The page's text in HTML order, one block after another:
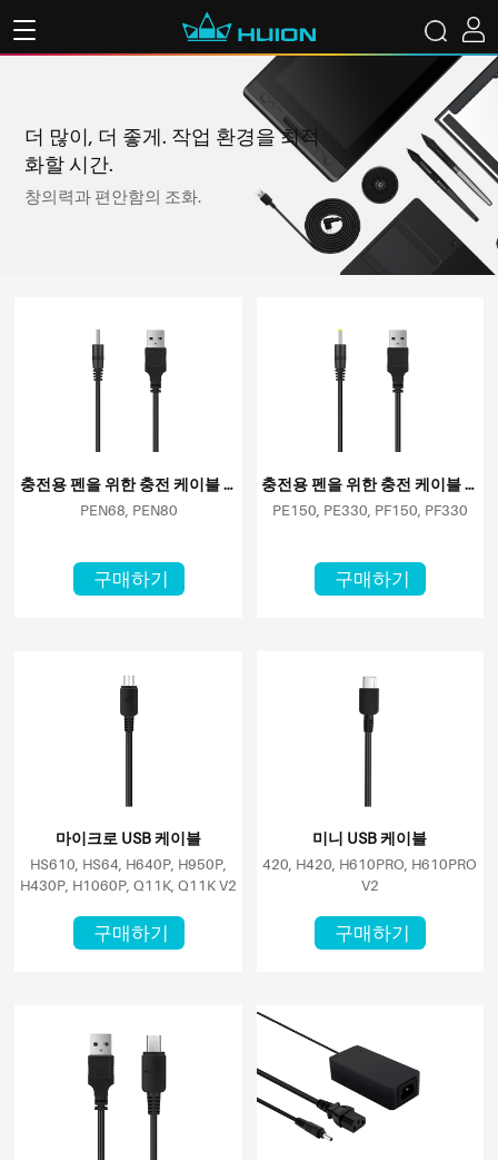
더 많이, 더 좋게. 작업 환경을 최적
화할 시간.
창의력과 편안함의 조화.
충전용 펜을 위한 충전 케이블 RC01
PEN68, PEN80
구매하기
충전용 펜을 위한 충전 케이블 RC02
PE150, PE330, PF150, PF330
구매하기
마이크로 USB 케이블
HS610, HS64, H640P, H950P,
H430P, H1060P, Q11K, Q11K V2
구매하기
미니 USB 케이블
420, H420, H610PRO, H610PRO
V2
구매하기